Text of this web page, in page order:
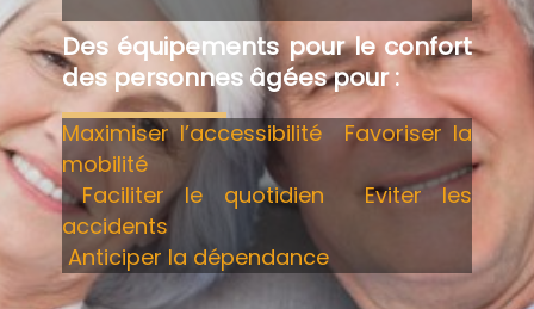
Des équipements pour le confort
des personnes âgées pour :
Maximiser l’accessibilité
Favoriser la
mobilité
Faciliter le quotidien
Eviter les
accidents
Anticiper la dépendance